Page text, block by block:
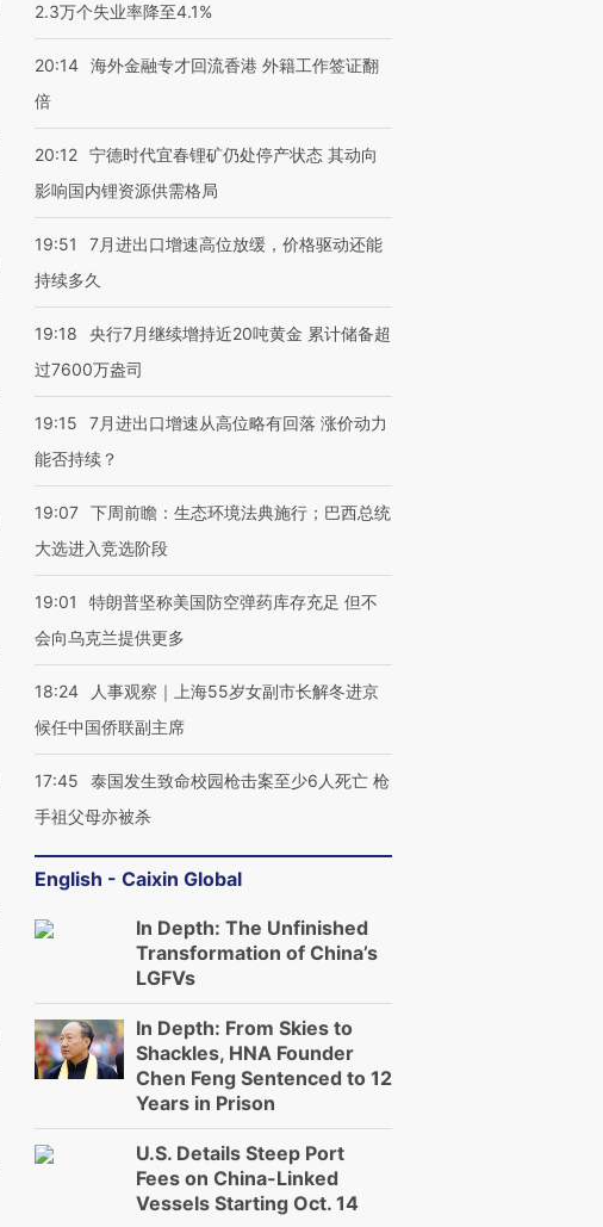
2.3万个失业率降至4.1%
20:14 海外金融专才回流香港 外籍工作签证翻
倍
20:12 宁德时代宜春锂矿仍处停产状态 其动向
影响国内锂资源供需格局
19:51
7月进出口增速高位放缓，价格驱动还能
持续多久
19:18
央行7月继续增持近20吨黄金 累计储备超
过7600万盎司
19:15
7月进出口增速从高位略有回落 涨价动力
能否持续？
19:07 下周前瞻：生态环境法典施行；巴西总统
大选进入竞选阶段
19:01
特朗普坚称美国防空弹药库存充足 但不
会向乌克兰提供更多
18:24
人事观察｜上海55岁女副市长解冬进京
候任中国侨联副主席
17:45
泰国发生致命校园枪击案至少6人死亡 枪
手祖父母亦被杀
English - Caixin Global
In Depth: The Unfinished
Transformation of China’s
LGFVs
In Depth: From Skies to
Shackles, HNA Founder
Chen Feng Sentenced to 12
Years in Prison
U.S. Details Steep Port
Fees on China-Linked
Vessels Starting Oct. 14